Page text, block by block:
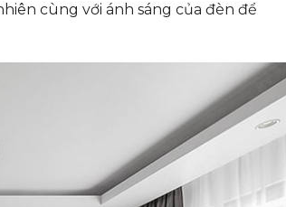
cùng với ánh sáng của đèn để